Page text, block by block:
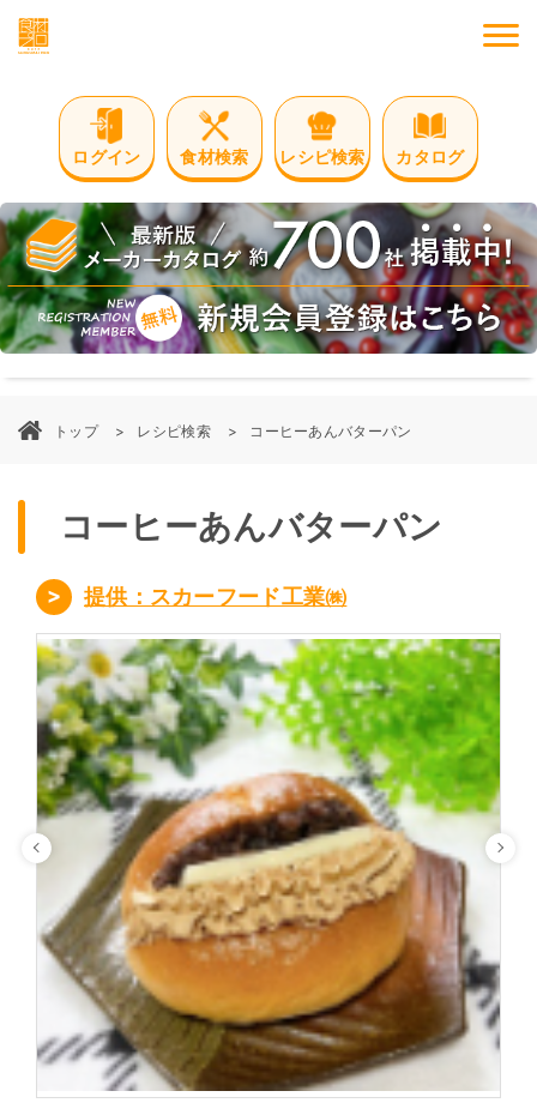
ログイン 食材検索 レシピ検索 カタログ
トップ レシピ検索 コーヒーあんバターパン
コーヒーあんバターパン
提供：スカーフード工業㈱
Previous